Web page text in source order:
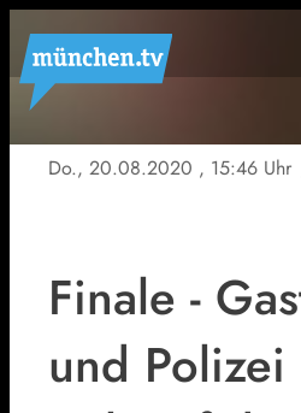
Do., 20.08.2020 , 15:46 Uhr
Finale -
und